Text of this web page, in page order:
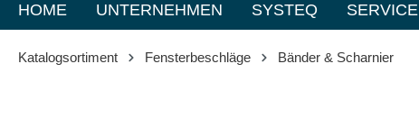
HOME UNTERNEHMEN SYSTEQ SERVICE
Katalogsortiment Fensterbeschläge Bänder & Scharnier